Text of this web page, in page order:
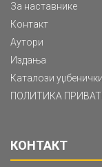
За наставнике
Контакт
Аутори
Издања
Каталози
ПОЛИТИКА
КОНТАКТ